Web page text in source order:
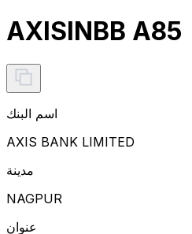
AXISINBB A85
اسم البنك
AXIS BANK LIMITED
مدينة
NAGPUR
عنوان